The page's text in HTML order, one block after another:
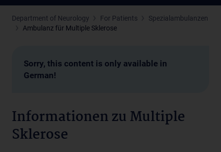
Department of Neurology For Patients
Spezialambulanzen
Ambulanz für Multiple Sklerose
Sorry, this content is only available in
German!
Informationen zu Multiple
Sklerose